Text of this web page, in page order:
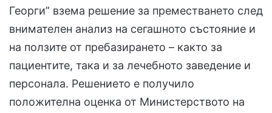
Георги” взема решение за преместването след
внимателен анализ на сегашното състояние и
на ползите от пребазирането – както за
пациентите, така и за лечебното заведение и
персонала. Решението е получило
положителна оценка от Министерството на